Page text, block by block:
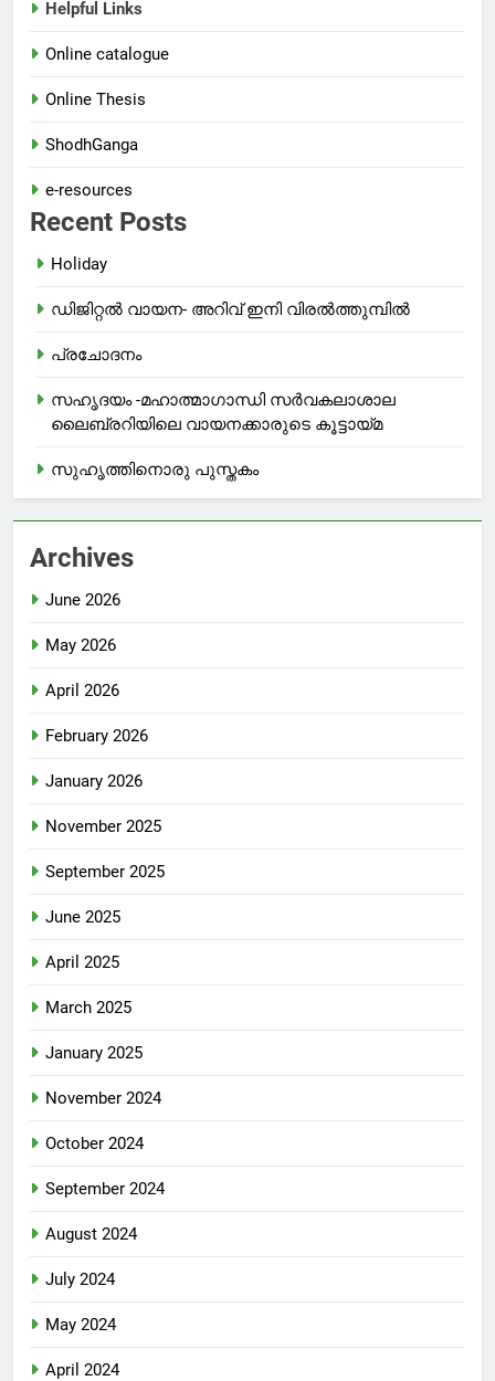
Helpful Links
Online catalogue
Online Thesis
ShodhGanga
e-resources
Recent Posts
Holiday
ഡിജിറ്റൽ വായന- അറിവ് ഇനി വിരൽത്തുമ്പിൽ
പ്രചോദനം
സഹൃദയം -മഹാത്മാഗാന്ധി സർവകലാശാല
ലൈബ്രറിയിലെ വായനക്കാരുടെ കൂട്ടായ്മ
സുഹൃത്തിനൊരു പുസ്തകം
Archives
June 2026
May 2026
April 2026
February 2026
January 2026
November 2025
September 2025
June 2025
April 2025
March 2025
January 2025
November 2024
October 2024
September 2024
August 2024
July 2024
May 2024
April 2024